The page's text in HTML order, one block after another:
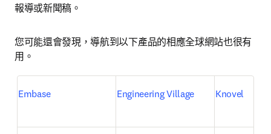
報導或新聞稿。
您可能還會發現，導航到以下產品的相應全球網站也很有
用。
Embase Engineering Village Knovel